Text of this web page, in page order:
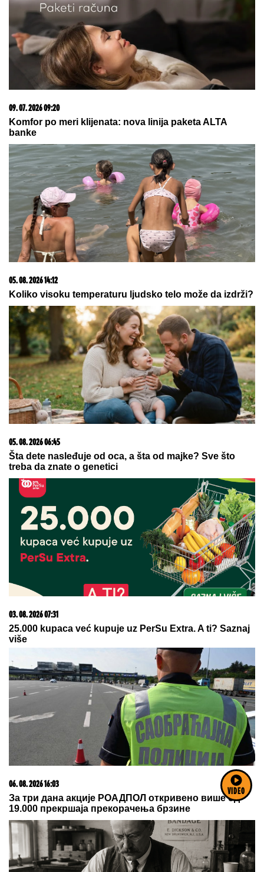
VIDEO
gde je bila
15. 07. 2026 07:44
Većina građana izgubi novac pre nego što stigne na
letovanje - ovih 7 troškova skoro niko ne planira
06. 08. 2026 16:15
Tuga: Preminuo legendarni Marjan Kulundžić,
nekadašnji šampion Jugoslavije
09. 07. 2026 09:20
Komfor po meri klijenata: nova linija paketa ALTA
banke
05. 08. 2026 14:12
Koliko visoku temperaturu ljudsko telo može da izdrži?
05. 08. 2026 06:45
Šta dete nasleđuje od oca, a šta od majke? Sve što
treba da znate o genetici